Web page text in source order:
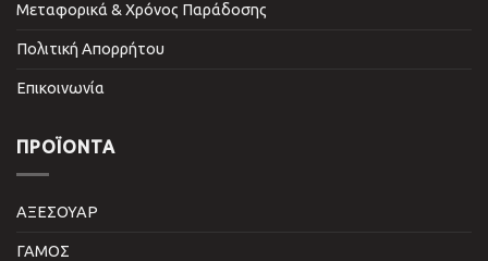
Μεταφορικά & Χρόνος Παράδοσης
Πολιτική Απορρήτου
Επικοινωνία
ΠΡΟΪΌΝΤΑ
ΑΞΕΣΟΥΑΡ
ΓΑΜΟΣ